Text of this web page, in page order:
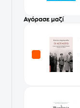
Αγόρασε μαζί